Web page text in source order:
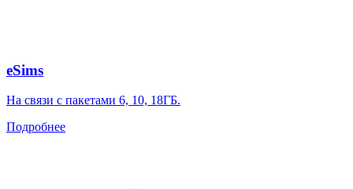
eSims
На связи с пакетами 6, 10, 18ГБ.
Подробнее